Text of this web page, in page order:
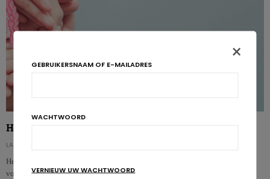
Het vereenvoudigd laag FODMAP-dieet
LA RÉDACTION - DE REDACTIE
Het prikkelbaredarmsyndroom (PDS) is een aandoening die steeds vaker
voorkomt. Recente studies suggereren dat ongeveer 3,8% van de bevolking
×
GEBRUIKERSNAAM OF E-MAILADRES
WACHTWOORD
VERNIEUW UW WACHTWOORD